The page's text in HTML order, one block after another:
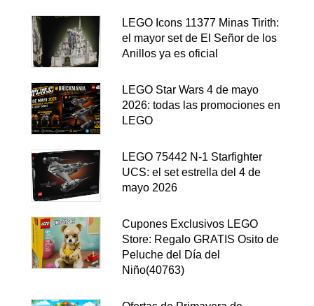
LEGO Icons 11377 Minas Tirith:
el mayor set de El Señor de los
Anillos ya es oficial
LEGO Star Wars 4 de mayo
2026: todas las promociones en
LEGO
LEGO 75442 N-1 Starfighter
UCS: el set estrella del 4 de
mayo 2026
Cupones Exclusivos LEGO
Store: Regalo GRATIS Osito de
Peluche del Día del
Niño(40763)